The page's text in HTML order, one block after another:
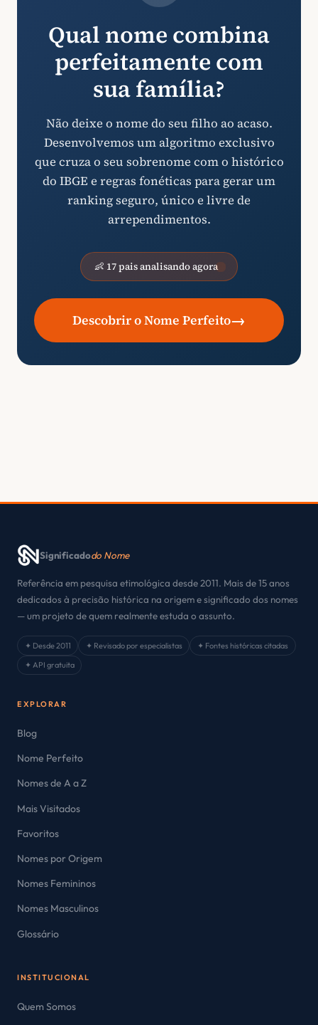
Qual nome combina
perfeitamente com
sua família?
Não deixe o nome do seu filho ao acaso.
Desenvolvemos um algoritmo exclusivo
que cruza o seu sobrenome com o histórico
do IBGE e regras fonéticas para gerar um
ranking seguro, único e livre de
arrependimentos.
👶 17 pais analisando agora
Descobrir o Nome Perfeito→
Significadodo Nome
Referência em pesquisa etimológica desde 2011. Mais de 15 anos
dedicados à precisão histórica na origem e significado dos nomes
— um projeto de quem realmente estuda o assunto.
✦ Desde 2011 ✦ Revisado por especialistas
✦ Fontes históricas citadas
✦ API gratuita
EXPLORAR
Blog
Nome Perfeito
Nomes de A a Z
Mais Visitados
Favoritos
Nomes por Origem
Nomes Femininos
Nomes Masculinos
Glossário
INSTITUCIONAL
Quem Somos